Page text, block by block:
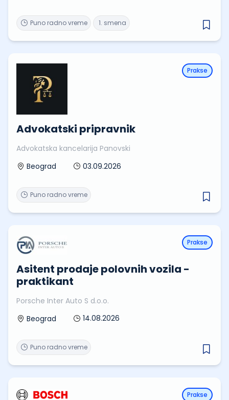
1. smena
Puno radno vreme
Prakse
Advokatski pripravnik
Advokatska kancelarija Panovski
Beograd
03.09.2026
Puno radno vreme
Prakse
Asitent prodaje polovnih vozila -
praktikant
Porsche Inter Auto S d.o.o.
Beograd
14.08.2026
Puno radno vreme
Prakse